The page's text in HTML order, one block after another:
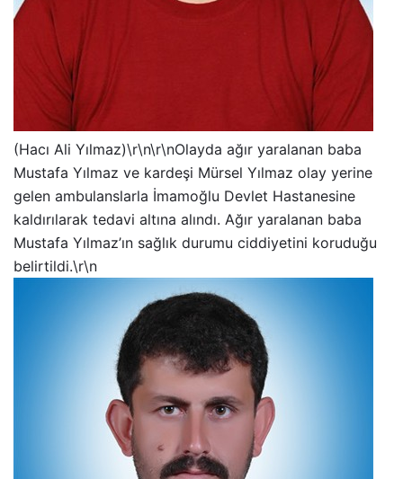
(Hacı Ali Yılmaz)\r\n\r\nOlayda ağır yaralanan baba
Mustafa Yılmaz ve kardeşi Mürsel Yılmaz olay yerine
gelen ambulanslarla İmamoğlu Devlet Hastanesine
kaldırılarak tedavi altına alındı. Ağır yaralanan baba
Mustafa Yılmaz’ın sağlık durumu ciddiyetini koruduğu
belirtildi.\r\n